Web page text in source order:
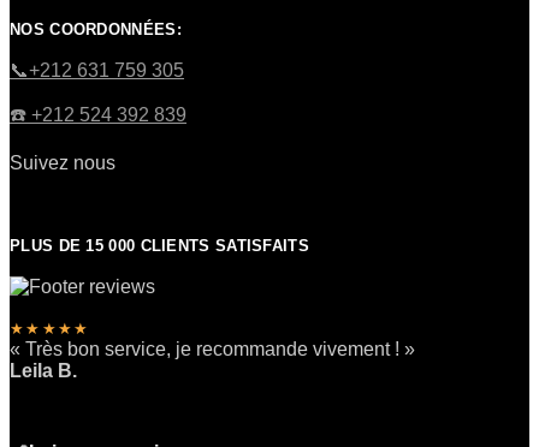
NOS COORDONNÉES:
​📞+212 631 759 305
☎️​ +212 524 392 839
Suivez nous
PLUS DE 15 000 CLIENTS SATISFAITS
★★★★★
« Très bon service, je recommande vivement ! »
Leila B.